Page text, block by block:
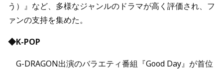
う）』など、多様なジャンルのドラマが高く評価され、フ
ァンの支持を集めた。
◆K-POP
G-DRAGON出演のバラエティ番組『Good Day』が首位